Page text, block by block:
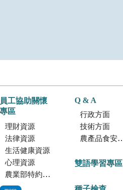
員工協助關懷
專區
理財資源
法律資源
生活健康資源
心理資源
農業部特約員工協助方案諮詢服務
Q & A
行政方面
技術方面
農產品食安專區
雙語學習專區